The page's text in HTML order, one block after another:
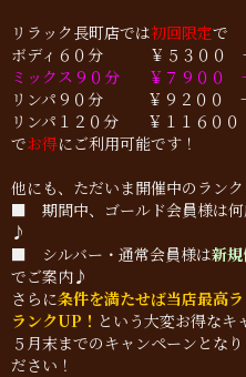
リラック長町店では初回限定で
ボディ６０分 ￥５３０
ミックス９０分 ￥７９０
リンパ９０分 ￥９２０
リンパ１２０分 ￥１１６
でお得にご利用可能です！
他にも、ただいま開催中のラン
■ 期間中、ゴールド会員様は何
♪
■ シルバー・通常会員様は新
でご案内♪
さらに条件を満たせば当店最高
ランクUP！ という大変お得なキ
５月末までのキャンペーンとな
ださい！